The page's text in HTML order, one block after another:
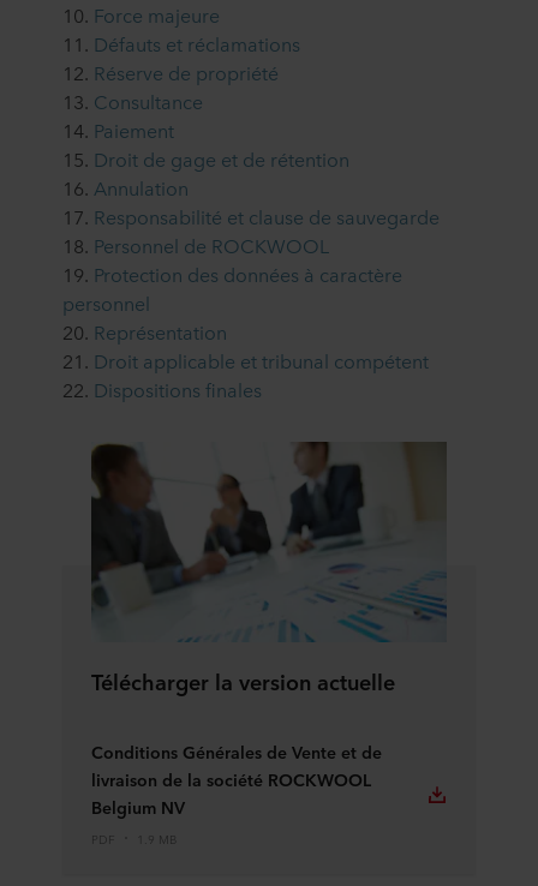
10. Force majeure
11. Défauts et réclamations
12. Réserve de propriété
13. Consultance
14. Paiement
15. Droit de gage et de rétention
16. Annulation
17. Responsabilité et clause de sauvegarde
18. Personnel de ROCKWOOL
19. Protection des données à caractère
personnel
20. Représentation
21. Droit applicable et tribunal compétent
22. Dispositions finales
Télécharger la version actuelle
Conditions Générales de Vente et de
livraison de la société ROCKWOOL
Belgium NV
PDF 1.9 MB